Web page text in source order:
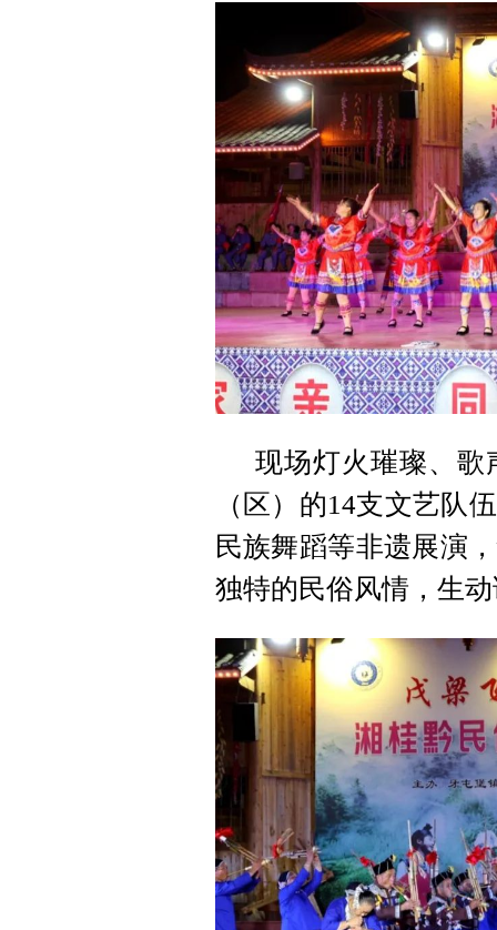
现场灯火璀璨、歌
（区）的14支文艺队
民族舞蹈等非遗展演
独特的民俗风情，生